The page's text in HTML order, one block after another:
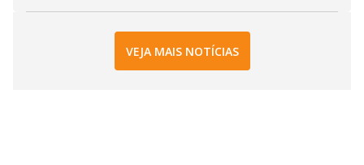
VEJA MAIS NOTÍCIAS